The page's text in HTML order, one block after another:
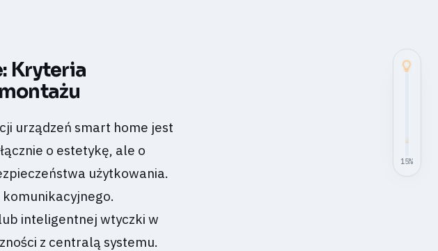
15%
Kryteria
urządzeń smart home jest
o estetykę, ale o
użytkowania.
komunikacyjnego.
inteligentnej wtyczki w
z centralą systemu.